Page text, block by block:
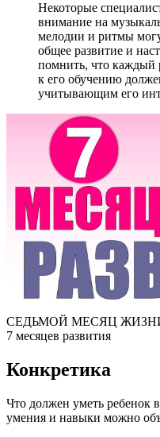
Некоторые
внимание на
мелодии и ритмы
общее развитие и
помнить, что каждый
к его обучению
учитывающим его
СЕДЬМОЙ МЕСЯЦ ЖИЗНИ
7 месяцев развития
Конкретика
Что должен уметь ребенок
умения и навыки можно